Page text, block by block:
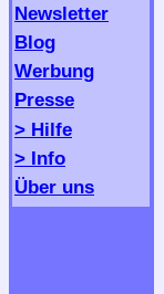
Newsletter
Blog
Werbung
Presse
> Hilfe
> Info
Über uns